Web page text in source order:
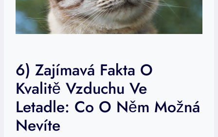
6) Zajímavá Fakta O
Kvalitě Vzduchu Ve
Letadle: Co O Něm Možná
Nevíte